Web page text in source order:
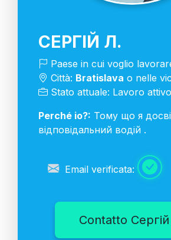
СЕРГІЙ Л.
Paese in cui voglio
Città: Bratislava o nelle
Stato attuale: Lavoro attivo
Perché io?: Тому що я
відповідальний водій .
Email verificata:
Contatto